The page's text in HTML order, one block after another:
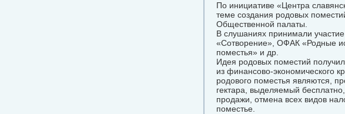
По инициативе «Центра
теме создания родовых
Общественной палаты.
В слушаниях принимали
«Сотворение», ОФАК «Родные
поместья» и др.
Идея родовых поместий
из финансово-экономического
родового поместья являются,
гектара, выделяемый
продажи, отмена всех видов
поместье.